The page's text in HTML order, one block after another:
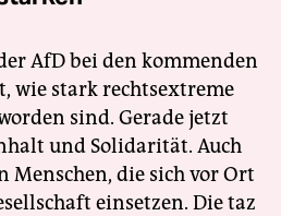
AfD bei den kommenden
wie stark rechtsextreme
sind. Gerade jetzt
und Solidarität. Auch
Menschen, die sich vor Ort
einsetzen. Die taz